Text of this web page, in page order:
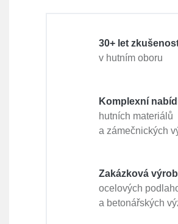
30+ let
v hutním oboru
Komplexní
hutních materiálů
a zámečnických
Zakázková
ocelových
a betonářských